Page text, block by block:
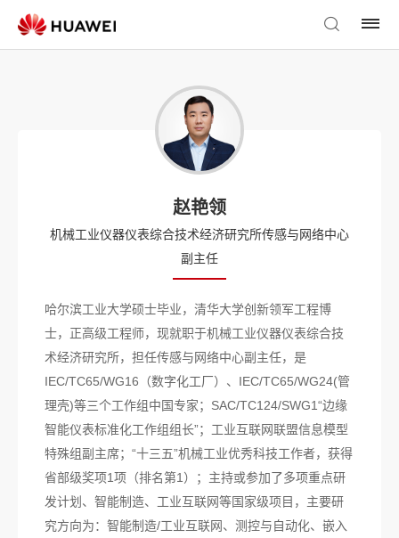
赵艳领
机械工业仪器仪表综合技术经济研究所传感与网络中心
副主任
哈尔滨工业大学硕士毕业，清华大学创新领军工程博
士，正高级工程师，现就职于机械工业仪器仪表综合技
术经济研究所，担任传感与网络中心副主任，是
IEC/TC65/WG16（数字化工厂）、IEC/TC65/WG24(管
理壳)等三个工作组中国专家；SAC/TC124/SWG1“边缘
智能仪表标准化工作组组长”；工业互联网联盟信息模型
特殊组副主席；“十三五”机械工业优秀科技工作者，获得
省部级奖项1项（排名第1）；主持或参加了多项重点研
发计划、智能制造、工业互联网等国家级项目，主要研
究方向为：智能制造/工业互联网、测控与自动化、嵌入